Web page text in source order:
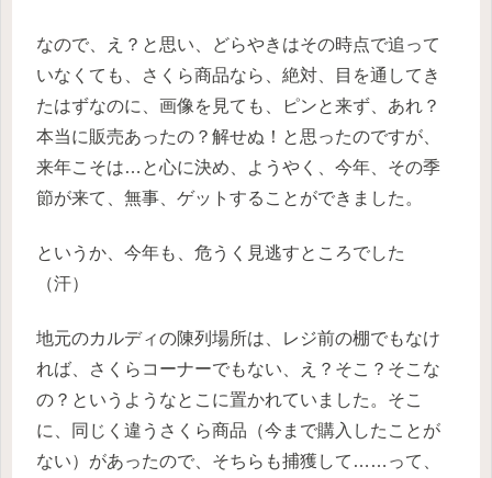
なので、え？と思い、どらやきはその時点で追って
いなくても、さくら商品なら、絶対、目を通してき
たはずなのに、画像を見ても、ピンと来ず、あれ？
本当に販売あったの？解せぬ！と思ったのですが、
来年こそは…と心に決め、ようやく、今年、その季
節が来て、無事、ゲットすることができました。
というか、今年も、危うく見逃すところでした
（汗）
地元のカルディの陳列場所は、レジ前の棚でもなけ
れば、さくらコーナーでもない、え？そこ？そこな
の？というようなとこに置かれていました。そこ
に、同じく違うさくら商品（今まで購入したことが
ない）があったので、そちらも捕獲して……って、